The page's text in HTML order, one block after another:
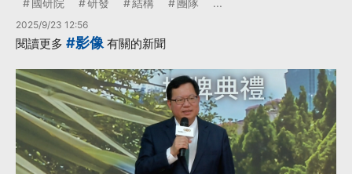
2025/9/23 12:56
閱讀更多 #影像 有關的新聞